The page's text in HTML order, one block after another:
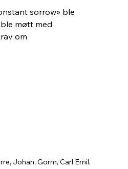
sorrow» ble
møtt med
om
Johan, Gorm, Carl Emil,